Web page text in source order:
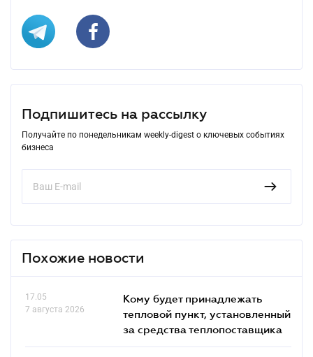
Подпишитесь на рассылку
Получайте по понедельникам weekly-digest о ключевых событиях
бизнеса
Похожие новости
17.05
7 августа 2026
Кому будет принадлежать
тепловой пункт, установленный
за средства теплопоставщика